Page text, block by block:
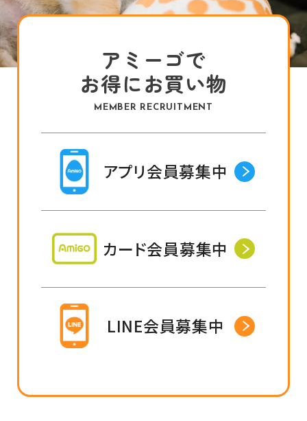
アミーゴで
お得にお買い物
MEMBER RECRUITMENT
アプリ会員募集中
カード会員募集中
LINE会員募集中